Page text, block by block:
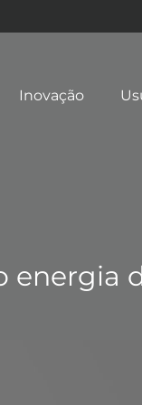
Inovação
energia